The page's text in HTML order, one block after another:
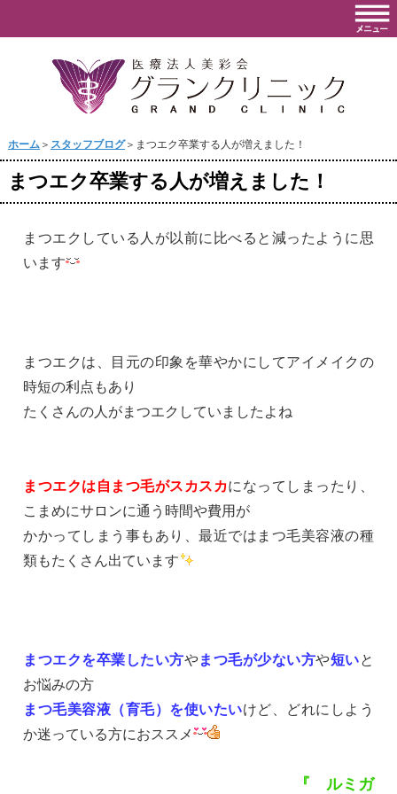
ホーム＞ スタッフブログ＞まつエク卒業する人が増えました！
まつエク卒業する人が増えました！
まつエクしている人が以前に比べると減ったように思
います
まつエクは、目元の印象を華やかにしてアイメイクの
時短の利点もあり
たくさんの人がまつエクしていましたよね
まつエクは自まつ毛がスカスカになってしまったり、
こまめにサロンに通う時間や費用が
かかってしまう事もあり、最近ではまつ毛美容液の種
類もたくさん出ています
まつエクを卒業したい方やまつ毛が少ない方や短いと
お悩みの方
まつ毛美容液（育毛）を使いたいけど、どれにしよう
か迷っている方におススメ
『 ルミガ